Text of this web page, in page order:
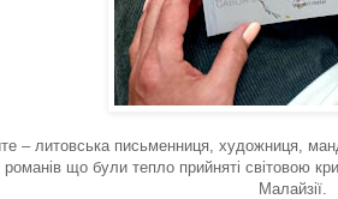
– литовська письменниця, художниця,
що були тепло прийняті світовою
Малайзії.